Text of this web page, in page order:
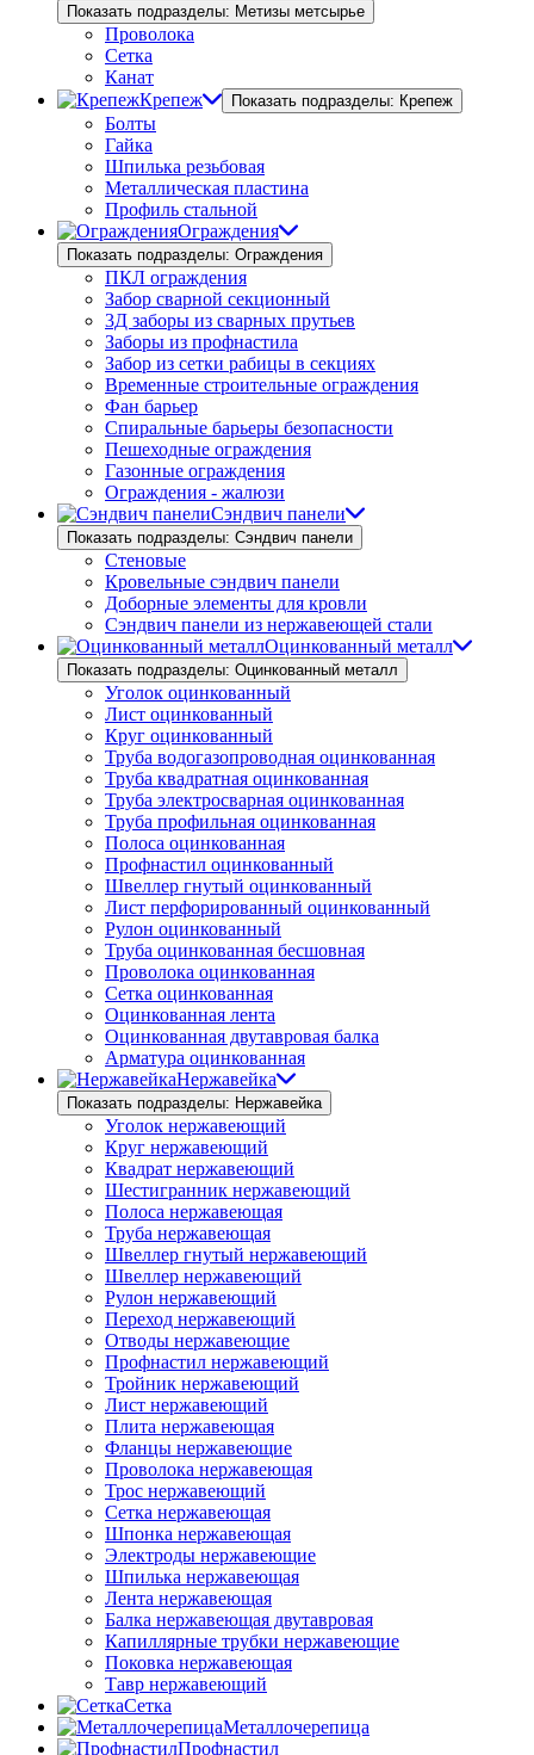
Показать подразделы: Метизы метсырье
Проволока
Сетка
Канат
Крепеж
Показать подразделы: Крепеж
Болты
Гайка
Шпилька резьбовая
Металлическая пластина
Профиль стальной
Ограждения
Показать подразделы: Ограждения
ПКЛ ограждения
Забор сварной секционный
3Д заборы из сварных прутьев
Заборы из профнастила
Забор из сетки рабицы в секциях
Временные строительные ограждения
Фан барьер
Спиральные барьеры безопасности
Пешеходные ограждения
Газонные ограждения
Ограждения - жалюзи
Сэндвич панели
Показать подразделы: Сэндвич панели
Стеновые
Кровельные сэндвич панели
Доборные элементы для кровли
Сэндвич панели из нержавеющей стали
Оцинкованный металл
Показать подразделы: Оцинкованный металл
Уголок оцинкованный
Лист оцинкованный
Круг оцинкованный
Труба водогазопроводная оцинкованная
Труба квадратная оцинкованная
Труба электросварная оцинкованная
Труба профильная оцинкованная
Полоса оцинкованная
Профнастил оцинкованный
Швеллер гнутый оцинкованный
Лист перфорированный оцинкованный
Рулон оцинкованный
Труба оцинкованная бесшовная
Проволока оцинкованная
Сетка оцинкованная
Оцинкованная лента
Оцинкованная двутавровая балка
Арматура оцинкованная
Нержавейка
Показать подразделы: Нержавейка
Уголок нержавеющий
Круг нержавеющий
Квадрат нержавеющий
Шестигранник нержавеющий
Полоса нержавеющая
Труба нержавеющая
Швеллер гнутый нержавеющий
Швеллер нержавеющий
Рулон нержавеющий
Переход нержавеющий
Отводы нержавеющие
Профнастил нержавеющий
Тройник нержавеющий
Лист нержавеющий
Плита нержавеющая
Фланцы нержавеющие
Проволока нержавеющая
Трос нержавеющий
Сетка нержавеющая
Шпонка нержавеющая
Электроды нержавеющие
Шпилька нержавеющая
Лента нержавеющая
Балка нержавеющая двутавровая
Капиллярные трубки нержавеющие
Поковка нержавеющая
Тавр нержавеющий
Сетка
Металлочерепица
Профнастил